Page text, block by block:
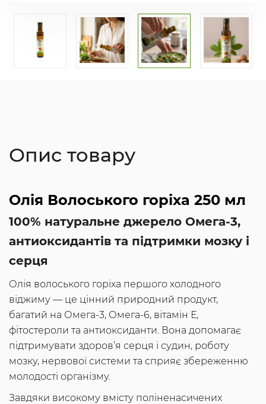
Опис товару
Олія Волоського горіха 250 мл
100% натуральне джерело Омега-3,
антиоксидантів та підтримки мозку і
серця
Олія волоського горіха першого холодного
віджиму — це цінний природний продукт,
багатий на Омега-3, Омега-6, вітамін Е,
фітостероли та антиоксиданти. Вона допомагає
підтримувати здоров’я серця і судин, роботу
мозку, нервової системи та сприяє збереженню
молодості організму.
Завдяки високому вмісту поліненасичених